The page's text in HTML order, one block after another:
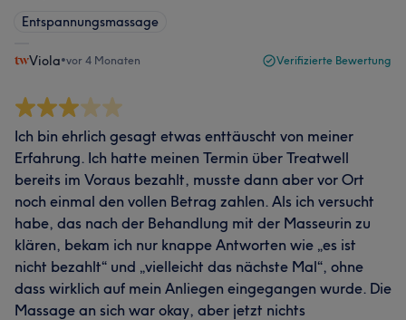
Entspannungsmassage
Viola•vor 4 Monaten Verifizierte Bewertung
Ich bin ehrlich gesagt etwas enttäuscht von meiner
Erfahrung. Ich hatte meinen Termin über Treatwell
bereits im Voraus bezahlt, musste dann aber vor Ort
noch einmal den vollen Betrag zahlen. Als ich versucht
habe, das nach der Behandlung mit der Masseurin zu
klären, bekam ich nur knappe Antworten wie „es ist
nicht bezahlt“ und „vielleicht das nächste Mal“, ohne
dass wirklich auf mein Anliegen eingegangen wurde. Die
Massage an sich war okay, aber jetzt nichts